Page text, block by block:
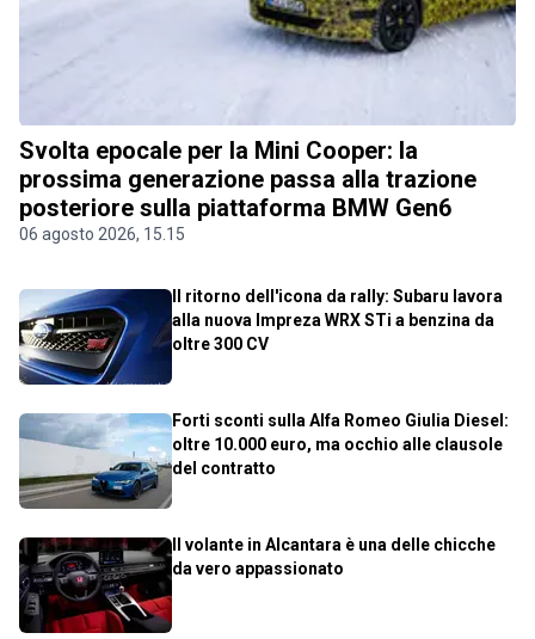
Svolta epocale per la Mini Cooper: la
prossima generazione passa alla trazione
posteriore sulla piattaforma BMW Gen6
06 agosto 2026, 15.15
Il ritorno dell'icona da rally: Subaru lavora
alla nuova Impreza WRX STi a benzina da
oltre 300 CV
Forti sconti sulla Alfa Romeo Giulia Diesel:
oltre 10.000 euro, ma occhio alle clausole
del contratto
Il volante in Alcantara è una delle chicche
da vero appassionato